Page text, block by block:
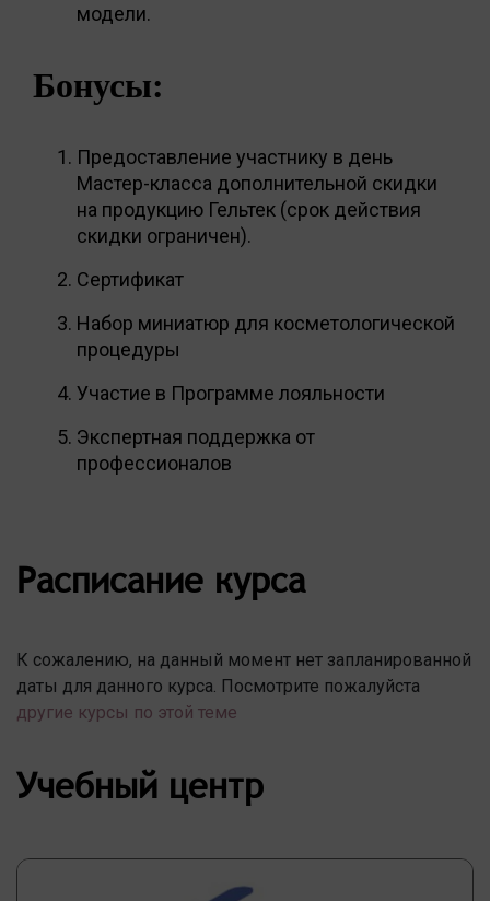
модели.
Бонусы:
Предоставление участнику в день
Мастер-класса дополнительной скидки
на продукцию Гельтек (срок действия
скидки ограничен).
Сертификат
Набор миниатюр для косметологической
процедуры
Участие в Программе лояльности
Экспертная поддержка от
профессионалов
Расписание курса
К сожалению, на данный момент нет запланированной
даты для данного курса. Посмотрите пожалуйста
другие курсы по этой теме
Учебный центр